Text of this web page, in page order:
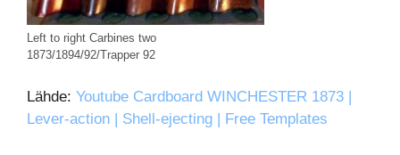
Left to right Carbines two
1873/1894/92/Trapper 92
Lähde: Youtube Cardboard WINCHESTER 1873 |
Lever-action | Shell-ejecting | Free Templates